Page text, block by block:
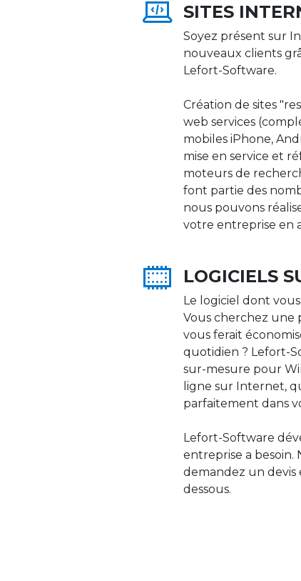
SITES
Soyez présent sur
nouveaux clients
Lefort-Software.
Création de sites
web services
mobiles iPhone,
mise en service et
moteurs de
font partie des
nous pouvons
votre entreprise en
LOGICIELS
Le logiciel dont vous
Vous cherchez
vous ferait
quotidien ? Lefort-
sur-mesure pour
ligne sur Internet,
parfaitement dans
Lefort-Software
entreprise a besoin.
demandez un devis
dessous.